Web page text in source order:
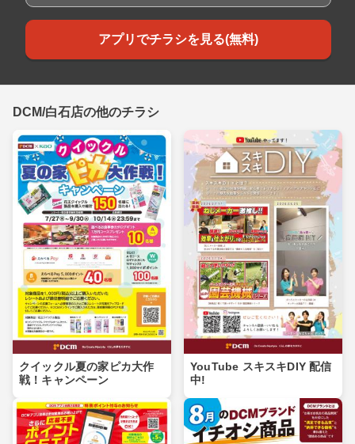
アプリでチラシを見る(無料)
DCM/白石店の他のチラシ
クイックル夏の家ピカ大作
戦！キャンペーン
YouTube スキスキDIY 配信
中!